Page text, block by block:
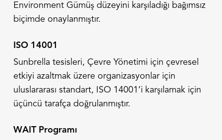
Environment Gümüş düzeyini karşıladığı bağımsız
biçimde onaylanmıştır.
ISO 14001
Sunbrella tesisleri, Çevre Yönetimi için çevresel
etkiyi azaltmak üzere organizasyonlar için
uluslararası standart, ISO 14001‘i karşılamak için
üçüncü tarafça doğrulanmıştır.
WAIT Programı